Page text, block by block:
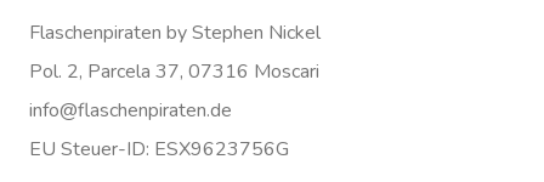
Flaschenpiraten by Stephen Nickel
Pol. 2, Parcela 37, 07316 Moscari
info@flaschenpiraten.de
EU Steuer-ID: ESX9623756G